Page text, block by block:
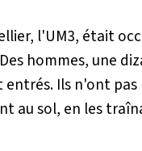
l'UM3, était
hommes, une
Ils n'ont
au sol, en les